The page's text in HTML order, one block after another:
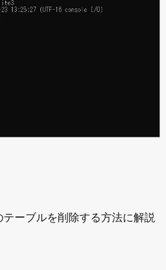
ーブルを削除する方法に解説